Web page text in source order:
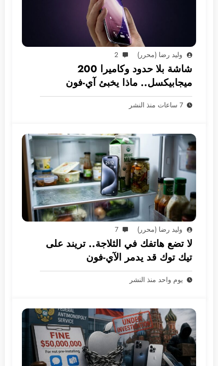
وليد رضا (محرر) 2
شاشة بلا حدود وكاميرا 200
ميجابيكسل.. ماذا يخبئ آي-فون
2028؟
7 ساعات منذ النشر
وليد رضا (محرر) 7
لا تضع هاتفك في الثلاجة.. تريند على
تيك توك قد يدمر الآي-فون
يوم واحد منذ النشر